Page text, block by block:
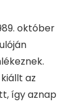
október
az
így aznap